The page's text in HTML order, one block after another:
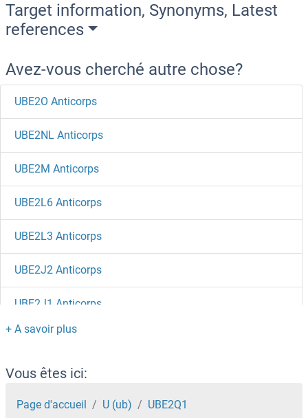
Target information, Synonyms, Latest
references
Avez-vous cherché autre chose?
UBE2O Anticorps
UBE2NL Anticorps
UBE2M Anticorps
UBE2L6 Anticorps
UBE2L3 Anticorps
UBE2J2 Anticorps
UBE2J1 Anticorps
UBE2H Anticorps
UBE2G1 Anticorps
UBE2F Anticorps
Vous êtes ici:
Page d'accueil U (ub) UBE2Q1